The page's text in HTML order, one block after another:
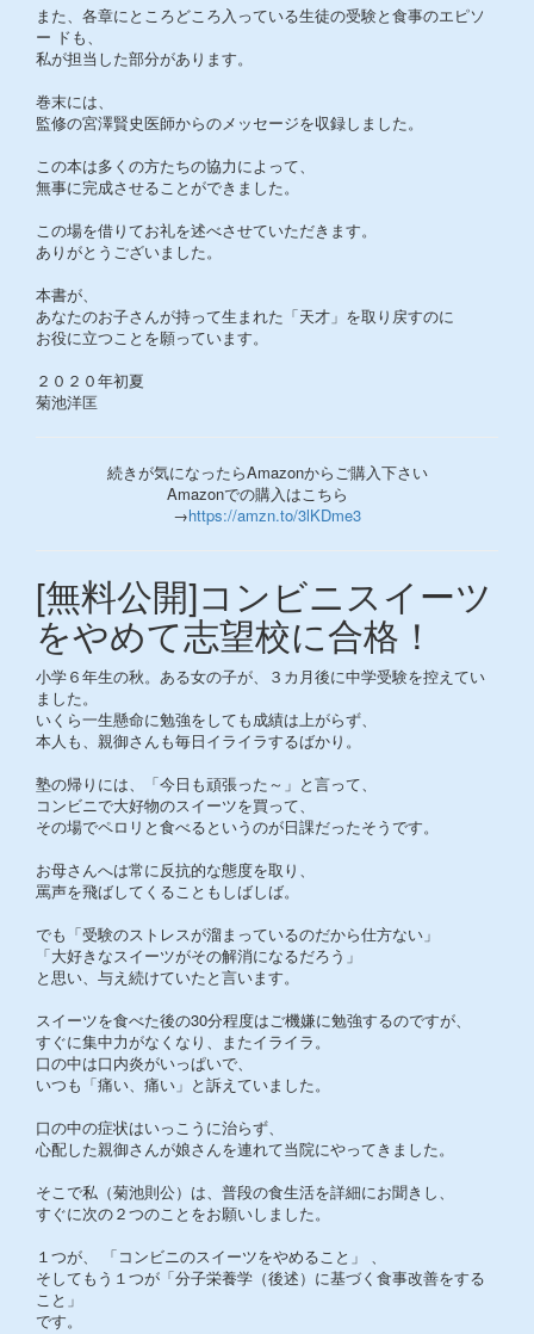
また、各章にところどころ入っている生徒の受験と食事のエピソ
ー ドも、
私が担当した部分があります。
巻末には、
監修の宮澤賢史医師からのメッセージを収録しました。
この本は多くの方たちの協力によって、
無事に完成させることができました。
この場を借りてお礼を述べさせていただきます。
ありがとうございました。
本書が、
あなたのお子さんが持って生まれた「天才」を取り戻すのに
お役に立つことを願っています。
２０２０年初夏
菊池洋匡
続きが気になったらAmazonからご購入下さい
Amazonでの購入はこちら
→https://amzn.to/3lKDme3
[無料公開]コンビニスイーツ
をやめて志望校に合格！
小学６年生の秋。ある女の子が、３カ月後に中学受験を控えてい
ました。
いくら一生懸命に勉強をしても成績は上がらず、
本人も、親御さんも毎日イライラするばかり。
塾の帰りには、「今日も頑張った～」と言って、
コンビニで大好物のスイーツを買って、
その場でペロリと食べるというのが日課だったそうです。
お母さんへは常に反抗的な態度を取り、
罵声を飛ばしてくることもしばしば。
でも「受験のストレスが溜まっているのだから仕方ない」
「大好きなスイーツがその解消になるだろう」
と思い、与え続けていたと言います。
スイーツを食べた後の30分程度はご機嫌に勉強するのですが、
すぐに集中力がなくなり、またイライラ。
口の中は口内炎がいっぱいで、
いつも「痛い、痛い」と訴えていました。
口の中の症状はいっこうに治らず、
心配した親御さんが娘さんを連れて当院にやってきました。
そこで私（菊池則公）は、普段の食生活を詳細にお聞きし、
すぐに次の２つのことをお願いしました。
１つが、 「コンビニのスイーツをやめること」 、
そしてもう１つが「分子栄養学（後述）に基づく食事改善をする
こと」
です。